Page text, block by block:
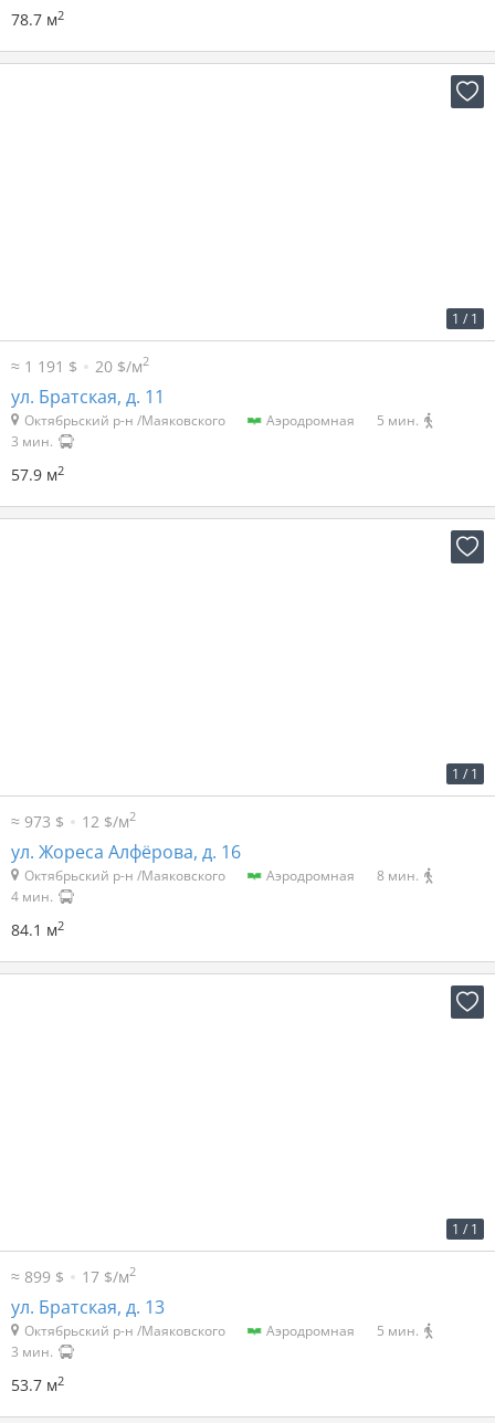
78.7 м2
1 / 1
≈ 1 191 $ 20 $/м2
ул. Братская, д. 11
Октябрьский р-н /Маяковского Аэродромная
5 мин.
3 мин.
57.9 м2
1 / 1
≈ 973 $ 12 $/м2
ул. Жореса Алфёрова, д. 16
Октябрьский р-н /Маяковского Аэродромная
8 мин.
4 мин.
84.1 м2
1 / 1
≈ 899 $ 17 $/м2
ул. Братская, д. 13
Октябрьский р-н /Маяковского Аэродромная
5 мин.
3 мин.
53.7 м2